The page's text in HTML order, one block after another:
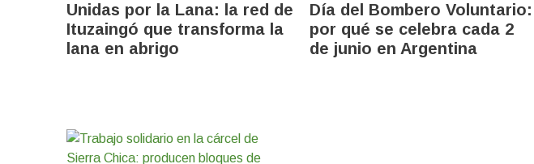
Unidas por la Lana: la red de
Ituzaingó que transforma la
lana en abrigo
Día del Bombero Voluntario:
por qué se celebra cada 2
de junio en Argentina